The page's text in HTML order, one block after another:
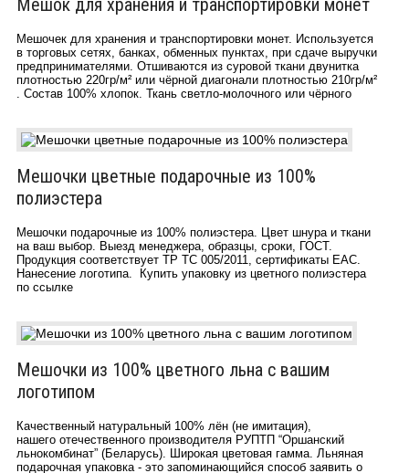
Мешок для хранения и транспортировки монет
Мешочек для хранения и транспортировки монет. Используется
в торговых сетях, банках, обменных пунктах, при сдаче выручки
предпринимателями. Отшиваются из суровой ткани двунитка
плотностью 220гр/м² или чёрной диагонали плотностью 210гр/м²
. Состав 100% хлопок. Ткань светло-молочного или чёрного
Мешочки цветные подарочные из 100%
полиэстера
Мешочки подарочные из 100% полиэстера. Цвет шнура и ткани
на ваш выбор. Выезд менеджера, образцы, сроки, ГОСТ.
Продукция соответствует ТР ТС 005/2011, сертификаты EAC.
Нанесение логотипа. Купить упаковку из цветного полиэстера
по ссылке
Мешочки из 100% цветного льна с вашим
логотипом
Качественный натуральный 100% лён (не имитация),
нашего отечественного производителя РУПТП “Оршанский
льнокомбинат” (Беларусь). Широкая цветовая гамма. Льняная
подарочная упаковка - это запоминающийся способ заявить о